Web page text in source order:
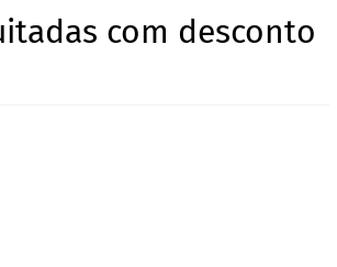
com desconto